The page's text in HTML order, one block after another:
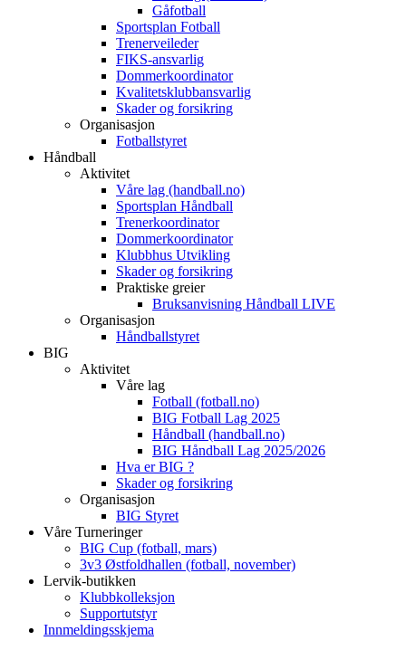
Gåfotball
Sportsplan Fotball
Trenerveileder
FIKS-ansvarlig
Dommerkoordinator
Kvalitetsklubbansvarlig
Skader og forsikring
Organisasjon
Fotballstyret
Håndball
Aktivitet
Våre lag (handball.no)
Sportsplan Håndball
Trenerkoordinator
Dommerkoordinator
Klubbhus Utvikling
Skader og forsikring
Praktiske greier
Bruksanvisning Håndball LIVE
Organisasjon
Håndballstyret
BIG
Aktivitet
Våre lag
Fotball (fotball.no)
BIG Fotball Lag 2025
Håndball (handball.no)
BIG Håndball Lag 2025/2026
Hva er BIG ?
Skader og forsikring
Organisasjon
BIG Styret
Våre Turneringer
BIG Cup (fotball, mars)
3v3 Østfoldhallen (fotball, november)
Lervik-butikken
Klubbkolleksjon
Supportutstyr
Innmeldingsskjema